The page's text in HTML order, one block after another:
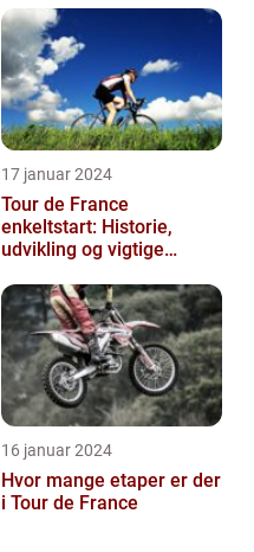
17 januar 2024
Tour de France
enkeltstart: Historie,
udvikling og vigtige
16 januar 2024
Hvor mange etaper er der
i Tour de France